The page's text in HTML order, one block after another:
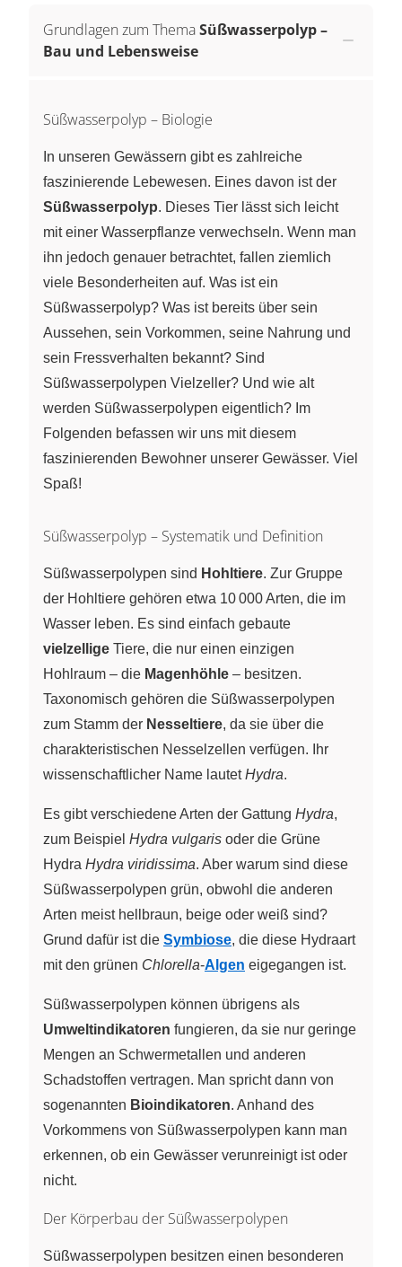
Grundlagen zum ThemaSüßwasserpolyp –
Bau und Lebensweise
Süßwasserpolyp – Biologie
In unseren Gewässern gibt es zahlreiche
faszinierende Lebewesen. Eines davon ist der
Süßwasserpolyp. Dieses Tier lässt sich leicht
mit einer Wasserpflanze verwechseln. Wenn man
ihn jedoch genauer betrachtet, fallen ziemlich
viele Besonderheiten auf. Was ist ein
Süßwasserpolyp? Was ist bereits über sein
Aussehen, sein Vorkommen, seine Nahrung und
sein Fressverhalten bekannt? Sind
Süßwasserpolypen Vielzeller? Und wie alt
werden Süßwasserpolypen eigentlich? Im
Folgenden befassen wir uns mit diesem
faszinierenden Bewohner unserer Gewässer. Viel
Spaß!
Süßwasserpolyp – Systematik und Definition
Süßwasserpolypen sind Hohltiere. Zur Gruppe
der Hohltiere gehören etwa 10 000 Arten, die im
Wasser leben. Es sind einfach gebaute
vielzellige Tiere, die nur einen einzigen
Hohlraum – die Magenhöhle – besitzen.
Taxonomisch gehören die Süßwasserpolypen
zum Stamm der Nesseltiere, da sie über die
charakteristischen Nesselzellen verfügen. Ihr
wissenschaftlicher Name lautetHydra.
Es gibt verschiedene Arten der Gattung Hydra,
zum Beispiel Hydra vulgaris oder die Grüne
Hydra Hydra viridissima. Aber warum sind diese
Süßwasserpolypen grün, obwohl die anderen
Arten meist hellbraun, beige oder weiß sind?
Grund dafür ist die Symbiose, die diese Hydraart
mit den grünen Chlorella-Algen eigegangen ist.
Süßwasserpolypen können übrigens als
Umweltindikatoren fungieren, da sie nur geringe
Mengen an Schwermetallen und anderen
Schadstoffen vertragen. Man spricht dann von
sogenannten Bioindikatoren. Anhand des
Vorkommens von Süßwasserpolypen kann man
erkennen, ob ein Gewässer verunreinigt ist oder
nicht.
Der Körperbau der Süßwasserpolypen
Süßwasserpolypen besitzen einen besonderen